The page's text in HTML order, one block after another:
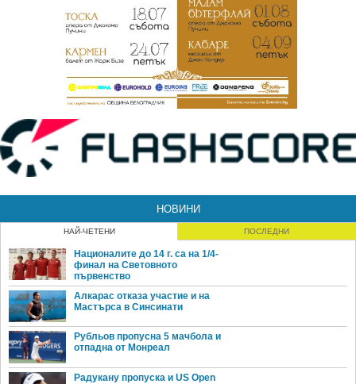
НОВИНИ
НАЙ-ЧЕТЕНИ ПОСЛЕДНИ
Националите до 14 г. са на 1/4-
финал на Световното
първенство
Алкарас отказа участие и на
Мастърса в Синсинати
Рубльов пропусна 5 мачбола и
отпадна от Монреал
Радукану пропуска и US Open